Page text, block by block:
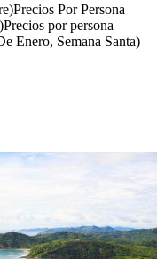
Precios Por Persona
Precios por persona
Enero, Semana Santa)